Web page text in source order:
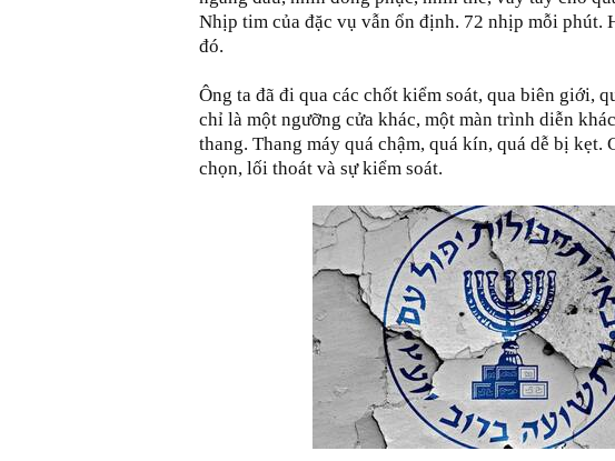
Nhịp tim của đặc vụ vẫn ổn định. 72 nhịp mỗi phút.
đó.
Ông ta đã đi qua các chốt kiểm soát, qua biên giới,
chỉ là một ngưỡng cửa khác, một màn trình diễn
thang. Thang máy quá chậm, quá kín, quá dễ bị kẹt.
chọn, lối thoát và sự kiểm soát.